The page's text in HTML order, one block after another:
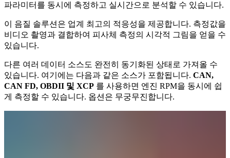
파라미터를 동시에 측정하고 실시간으로 분석할 수 있습니다.
이 음질 솔루션은 업계 최고의 적응성을 제공합니다. 측정값을
비디오 촬영과 결합하여 피사체 측정의 시각적 그림을 얻을 수
있습니다.
다른 여러 데이터 소스도 완전히 동기화된 상태로 가져올 수
있습니다. 여기에는 다음과 같은 소스가 포함됩니다. CAN,
CAN FD, OBDII 및 XCP 를 사용하면 엔진 RPM을 동시에 쉽
게 측정할 수 있습니다. 옵션은 무궁무진합니다.